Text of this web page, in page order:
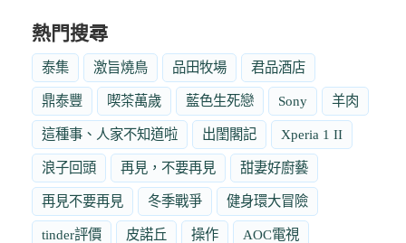
熱門搜尋
泰集 激旨燒鳥 品田牧場 君品酒店
鼎泰豐 喫茶萬歲 藍色生死戀 Sony 羊肉
這種事、人家不知道啦 出閨閣記 Xperia 1 II
浪子回頭 再見，不要再見 甜妻好廚藝
再見不要再見 冬季戰爭 健身環大冒險
tinder評價 皮諾丘 操作 AOC電視